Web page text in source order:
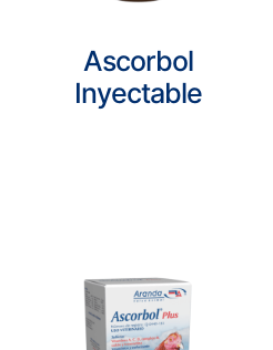
Ascorbol
Inyectable